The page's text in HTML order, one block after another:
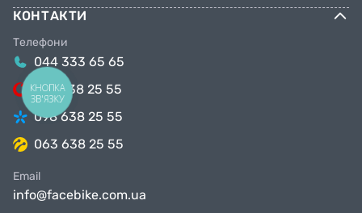
КОНТАКТИ
Телефони
044 333 65 65
099 638 25 55
098 638 25 55
063 638 25 55
Email
info@facebike.com.ua
КНОПКА
ЗВ'ЯЗКУ